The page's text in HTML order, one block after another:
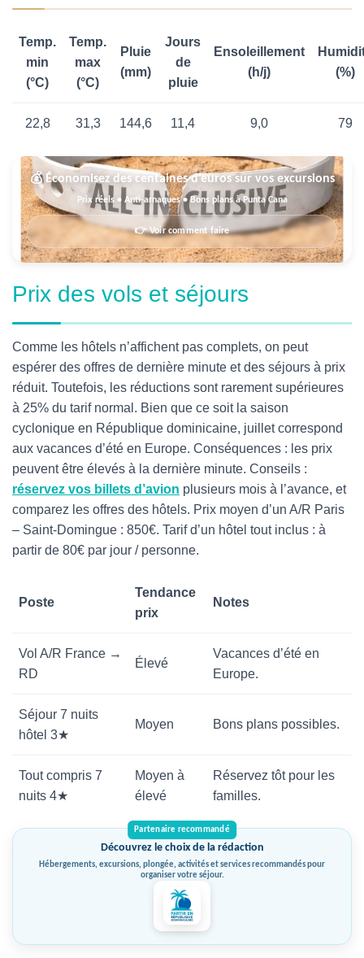
Temp.
min
(°C)
Temp.
max
(°C)
Pluie
(mm)
Jours
de
pluie
Ensoleillement
(h/j)
(%)
22,8 31,3 144,6 11,4 9,0 79
💰 Économisez des centaines d’euros sur vos excursions
Prix réels • Anti-arnaques • Bons plans à Punta Cana
👉 Voir comment faire
Prix des vols et séjours
Comme les hôtels n’affichent pas complets, on peut
espérer des offres de dernière minute et des séjours à prix
réduit. Toutefois, les réductions sont rarement supérieures
à 25% du tarif normal. Bien que ce soit la saison
cyclonique en République dominicaine, juillet correspond
aux vacances d’été en Europe. Conséquences : les prix
peuvent être élevés à la dernière minute. Conseils :
réservez vos billets d’avion plusieurs mois à l’avance, et
comparez les offres des hôtels. Prix moyen d’un A/R Paris
– Saint-Domingue : 850€. Tarif d’un hôtel tout inclus : à
partir de 80€ par jour / personne.
Poste
Tendance
prix
Notes
Vol A/R France →
RD
Élevé
Vacances d’été en
Europe.
Séjour 7 nuits
hôtel 3★
Moyen Bons plans possibles.
Tout compris 7
nuits 4★
Moyen à
élevé
Réservez tôt pour les
familles.
Découvrez le choix de la rédaction
Hébergements, excursions, plongée, activités et services recommandés pour
organiser votre séjour.